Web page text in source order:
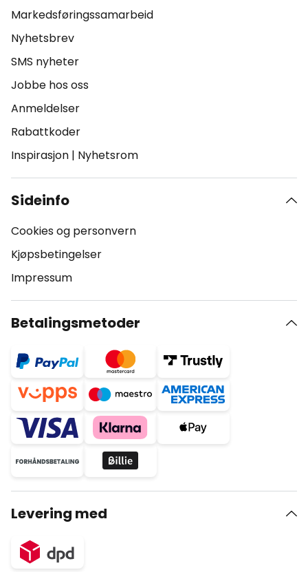
Markedsføringssamarbeid
Nyhetsbrev
SMS nyheter
Jobbe hos oss
Anmeldelser
Rabattkoder
Inspirasjon | Nyhetsrom
Sideinfo
Cookies og personvern
Kjøpsbetingelser
Impressum
Betalingsmetoder
Levering med